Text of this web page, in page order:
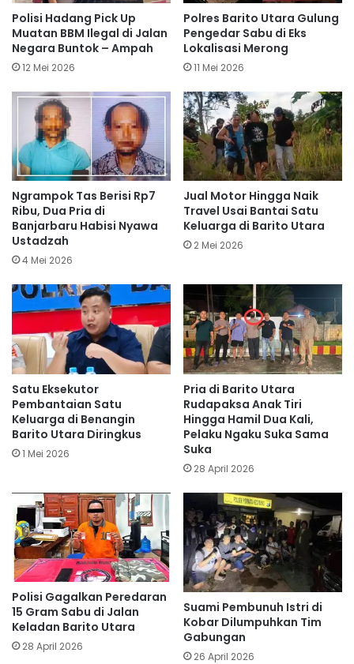
Polisi Hadang Pick Up
Muatan BBM Ilegal di Jalan
Negara Buntok – Ampah
12 Mei 2026
Polres Barito Utara Gulung
Pengedar Sabu di Eks
Lokalisasi Merong
11 Mei 2026
Ngrampok Tas Berisi Rp7
Ribu, Dua Pria di
Banjarbaru Habisi Nyawa
Ustadzah
4 Mei 2026
Jual Motor Hingga Naik
Travel Usai Bantai Satu
Keluarga di Barito Utara
2 Mei 2026
Satu Eksekutor
Pembantaian Satu
Keluarga di Benangin
Barito Utara Diringkus
1 Mei 2026
Pria di Barito Utara
Rudapaksa Anak Tiri
Hingga Hamil Dua Kali,
Pelaku Ngaku Suka Sama
Suka
28 April 2026
Polisi Gagalkan Peredaran
15 Gram Sabu di Jalan
Keladan Barito Utara
28 April 2026
Suami Pembunuh Istri di
Kobar Dilumpuhkan Tim
Gabungan
26 April 2026